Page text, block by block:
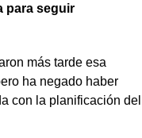
para seguir
más tarde esa
ha negado haber
con la planificación del